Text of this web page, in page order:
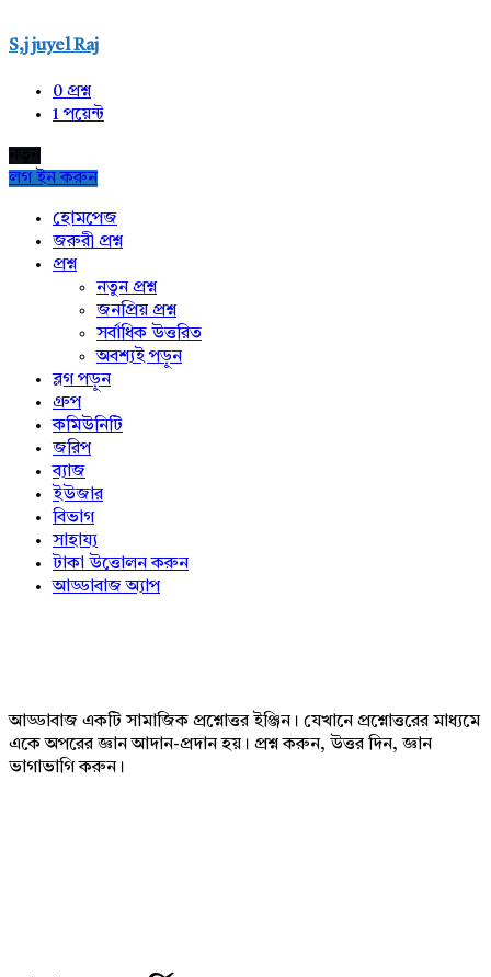
S,j juyel Raj
0 প্রশ্ন
1পয়েন্ট
লগ ইন করুন
Exploreহোমপেজ
জরুরী প্রশ্ন
প্রশ্ন
নতুন প্রশ্ন
জনপ্রিয় প্রশ্ন
সর্বাধিক উত্তরিত
অবশ্যই পড়ুন
ব্লগ পড়ুন
গ্রুপ
কমিউনিটি
জরিপ
ব্যাজ
ইউজার
বিভাগ
সাহায্য
টাকা উত্তোলন করুন
আড্ডাবাজ অ্যাপ
আড্ডাবাজ একটি সামাজিক প্রশ্নোত্তর ইঞ্জিন। যেখানে প্রশ্নোত্তরের মাধ্যমে
একে অপরের জ্ঞান আদান-প্রদান হয়। প্রশ্ন করুন, উত্তর দিন, জ্ঞান
ভাগাভাগি করুন।